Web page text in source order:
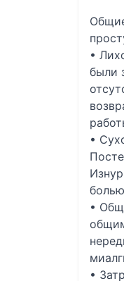
•
были
•
•
•